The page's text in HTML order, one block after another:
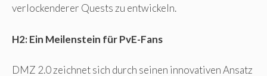
verlockenderer Quests zu entwickeln.
H2: Ein Meilenstein für PvE-Fans
DMZ 2.0 zeichnet sich durch seinen innovativen Ansatz